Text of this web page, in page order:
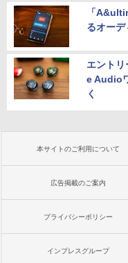
「
るオー
エント
e Audio
く
本サイトのご利用について
広告掲載のご案内
プライバシーポリシー
インプレスグループ